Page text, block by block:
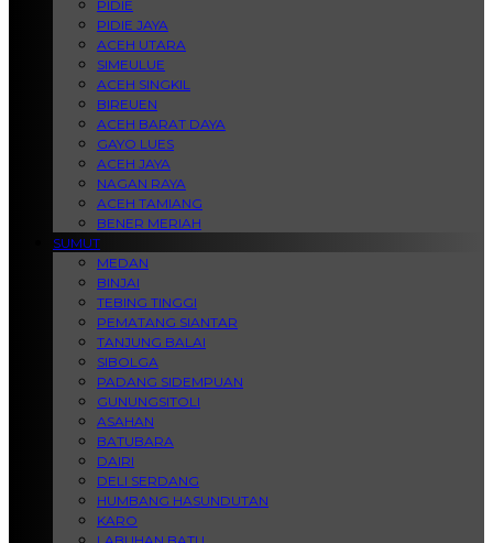
PIDIE
PIDIE JAYA
ACEH UTARA
SIMEULUE
ACEH SINGKIL
BIREUEN
ACEH BARAT DAYA
GAYO LUES
ACEH JAYA
NAGAN RAYA
ACEH TAMIANG
BENER MERIAH
SUMUT
MEDAN
BINJAI
TEBING TINGGI
PEMATANG SIANTAR
TANJUNG BALAI
SIBOLGA
PADANG SIDEMPUAN
GUNUNGSITOLI
ASAHAN
BATUBARA
DAIRI
DELI SERDANG
HUMBANG HASUNDUTAN
KARO